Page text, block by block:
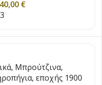
€
Μπρούτζινα,
εποχής 1900